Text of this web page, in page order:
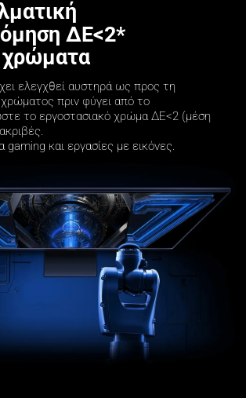
ΔE<2*
ελεγχθεί αυστηρά ως προς τη
πριν φύγει από το
το εργοστασιακό χρώμα ΔE<2 (μέση
gaming και εργασίες με εικόνες.